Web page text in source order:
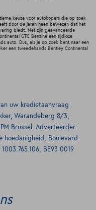
keuze voor autokopers die op zoek
door de jaren heen bewezen dat het
biedt. Met zijn geavanceerde
GTC Benzine een tijdloze
auto. Dus, als je op zoek bent naar een
een tweedehands Bentley Continental
uw kredietaanvraag
Warandeberg 8/3,
Brussel. Adverteerder:
hoedanigheid, Boulevard
BE93 0019